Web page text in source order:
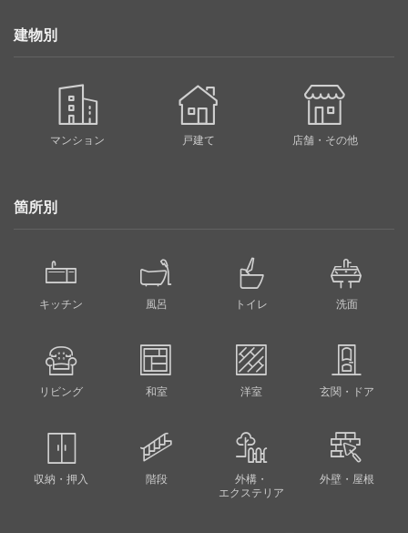
建物別
マンション 戸建て 店舗・その他
箇所別
キッチン 風呂 トイレ 洗面
リビング 和室 洋室 玄関・ドア
収納・押入 階段
外構・
エクステリア
外壁・屋根